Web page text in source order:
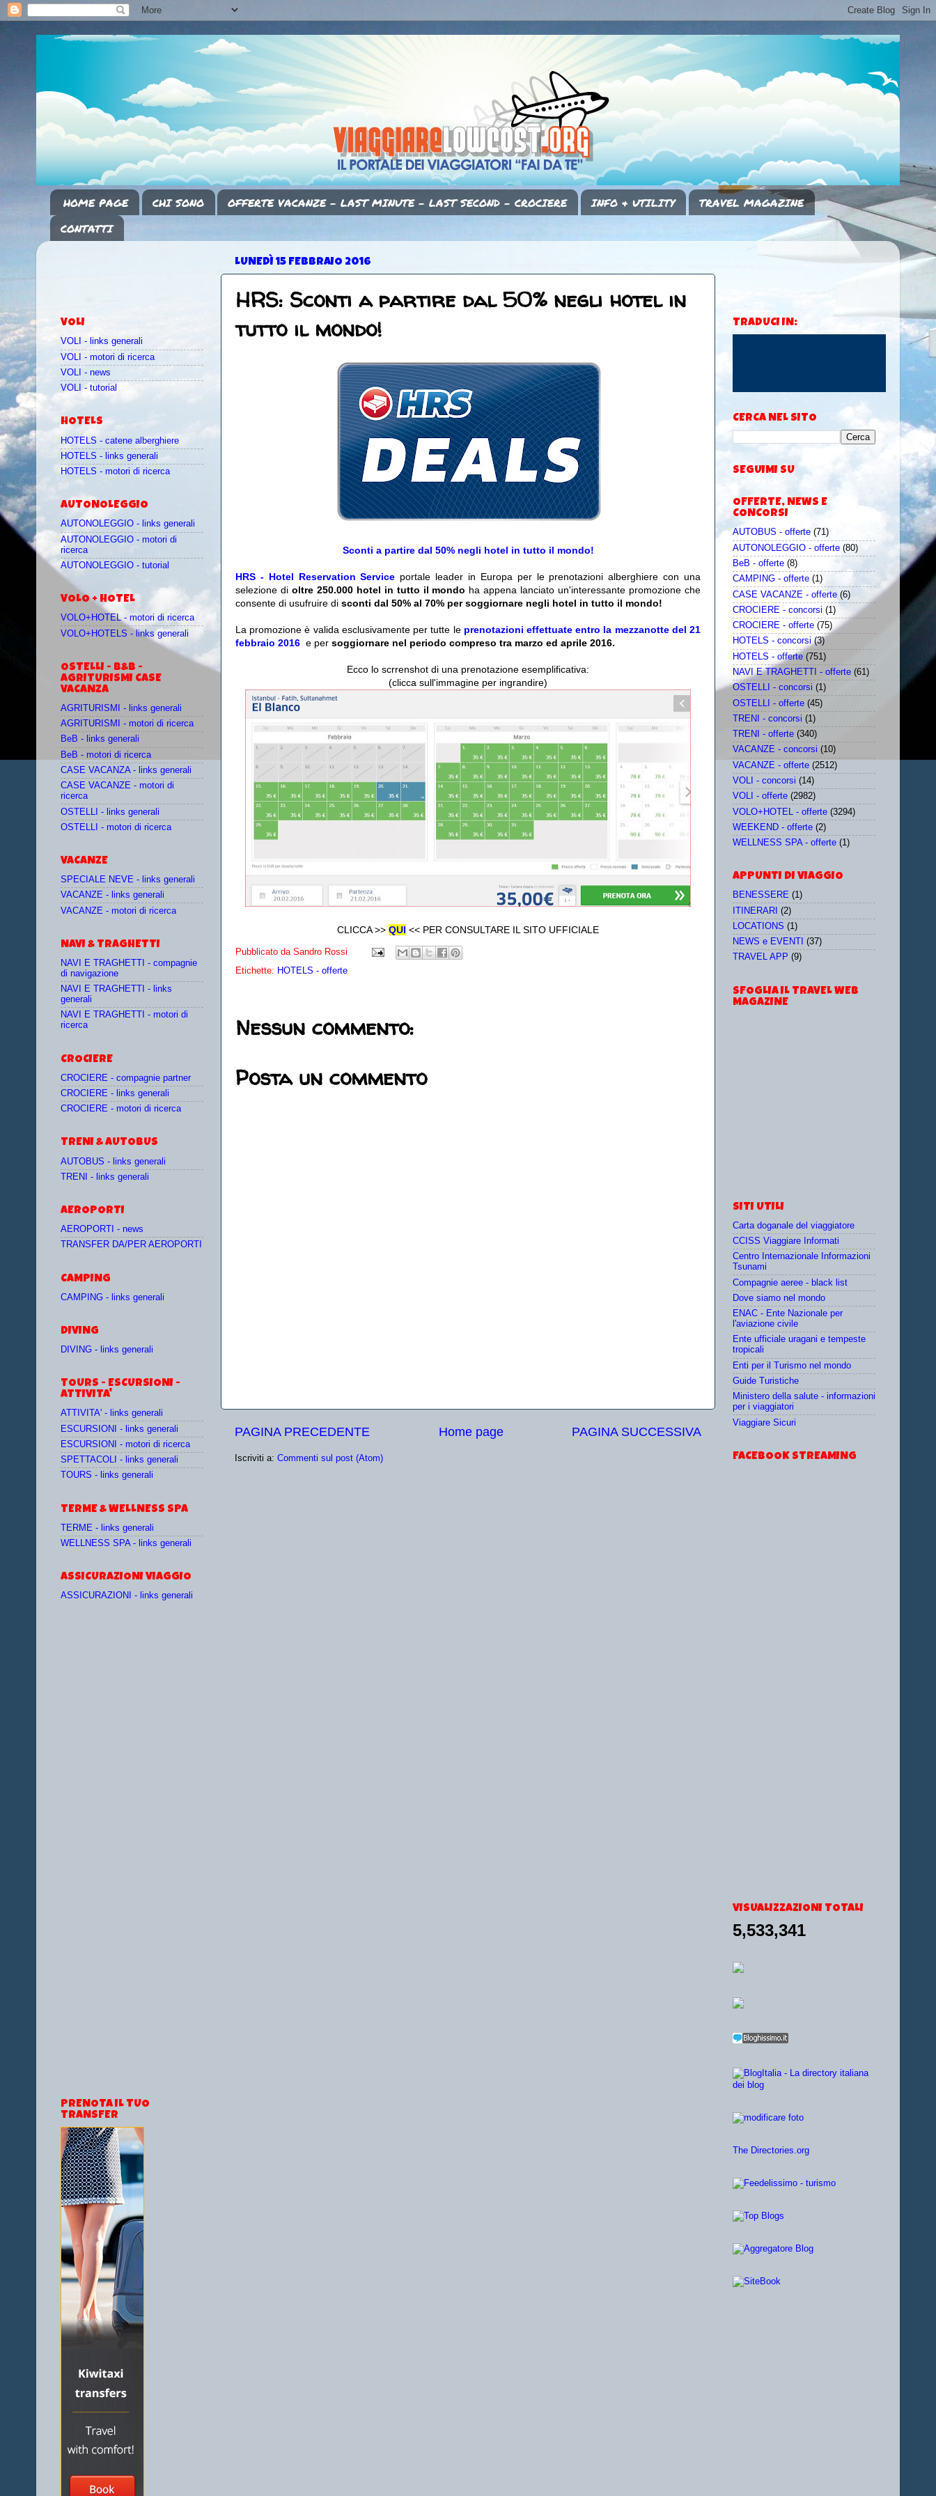
HOME PAGE CHI SONO OFFERTE VACANZE - LAST MINUTE - LAST SECOND - CROCIERE INFO & UTILITY
TRAVEL MAGAZINE
CONTATTI
LUNEDÌ 15 FEBBRAIO 2016
HRS: Sconti a partire dal 50% negli hotel in
tutto il mondo!
Sconti a partire dal 50% negli hotel in tutto il mondo!
HRS - Hotel Reservation Service portale leader in Europa per le prenotazioni alberghiere con una
selezione di oltre 250.000 hotel in tutto il mondo ha appena lanciato un'interessante promozione che
consente di usufruire di sconti dal 50% al 70% per soggiornare negli hotel in tutto il mondo!
La promozione è valida esclusivamente per tutte le prenotazioni effettuate entro la mezzanotte del 21
febbraio 2016 e per soggiornare nel periodo compreso tra marzo ed aprile 2016.
Ecco lo scrrenshot di una prenotazione esemplificativa:
(clicca sull'immagine per ingrandire)
CLICCA >> QUI << PER CONSULTARE IL SITO UFFICIALE
Pubblicato da Sandro Rossi
Etichette: HOTELS - offerte
Nessun commento:
Posta un commento
PAGINA PRECEDENTE PAGINA SUCCESSIVA
Home page
Iscriviti a: Commenti sul post (Atom)
VOLI
VOLI - links generali
VOLI - motori di ricerca
VOLI - news
VOLI - tutorial
HOTELS
HOTELS - catene alberghiere
HOTELS - links generali
HOTELS - motori di ricerca
AUTONOLEGGIO
AUTONOLEGGIO - links generali
AUTONOLEGGIO - motori di
ricerca
AUTONOLEGGIO - tutorial
VOLO + HOTEL
VOLO+HOTEL - motori di ricerca
VOLO+HOTELS - links generali
OSTELLI - B&B -
AGRITURISMI CASE
VACANZA
AGRITURISMI - links generali
AGRITURISMI - motori di ricerca
BeB - links generali
BeB - motori di ricerca
CASE VACANZA - links generali
CASE VACANZE - motori di
ricerca
OSTELLI - links generali
OSTELLI - motori di ricerca
VACANZE
SPECIALE NEVE - links generali
VACANZE - links generali
VACANZE - motori di ricerca
NAVI & TRAGHETTI
NAVI E TRAGHETTI - compagnie
di navigazione
NAVI E TRAGHETTI - links
generali
NAVI E TRAGHETTI - motori di
ricerca
CROCIERE
CROCIERE - compagnie partner
CROCIERE - links generali
CROCIERE - motori di ricerca
TRENI & AUTOBUS
AUTOBUS - links generali
TRENI - links generali
AEROPORTI
AEROPORTI - news
TRANSFER DA/PER AEROPORTI
CAMPING
CAMPING - links generali
DIVING
DIVING - links generali
TOURS - ESCURSIONI -
ATTIVITA'
ATTIVITA' - links generali
ESCURSIONI - links generali
ESCURSIONI - motori di ricerca
SPETTACOLI - links generali
TOURS - links generali
TERME & WELLNESS SPA
TERME - links generali
WELLNESS SPA - links generali
ASSICURAZIONI VIAGGIO
ASSICURAZIONI - links generali
PRENOTA IL TUO
TRANSFER
TRADUCI IN:
CERCA NEL SITO
SEGUIMI SU
OFFERTE, NEWS E
CONCORSI
AUTOBUS - offerte (71)
AUTONOLEGGIO - offerte (80)
BeB - offerte (8)
CAMPING - offerte (1)
CASE VACANZE - offerte (6)
CROCIERE - concorsi (1)
CROCIERE - offerte (75)
HOTELS - concorsi (3)
HOTELS - offerte (751)
NAVI E TRAGHETTI - offerte (61)
OSTELLI - concorsi (1)
OSTELLI - offerte (45)
TRENI - concorsi (1)
TRENI - offerte (340)
VACANZE - concorsi (10)
VACANZE - offerte (2512)
VOLI - concorsi (14)
VOLI - offerte (2982)
VOLO+HOTEL - offerte (3294)
WEEKEND - offerte (2)
WELLNESS SPA - offerte (1)
APPUNTI DI VIAGGIO
BENESSERE (1)
ITINERARI (2)
LOCATIONS (1)
NEWS e EVENTI
(37)
TRAVEL APP (9)
SFOGLIA IL TRAVEL WEB
MAGAZINE
SITI UTILI
Carta doganale del viaggiatore
CCISS Viaggiare Informati
Centro Internazionale Informazioni
Tsunami
Compagnie aeree - black list
Dove siamo nel mondo
ENAC - Ente Nazionale per
l'aviazione civile
Ente ufficiale uragani e tempeste
tropicali
Enti per il Turismo nel mondo
Guide Turistiche
Ministero della salute - informazioni
per i viaggiatori
Viaggiare Sicuri
FACEBOOK STREAMING
VISUALIZZAZIONI TOTALI
5,533,341
The Directories.org